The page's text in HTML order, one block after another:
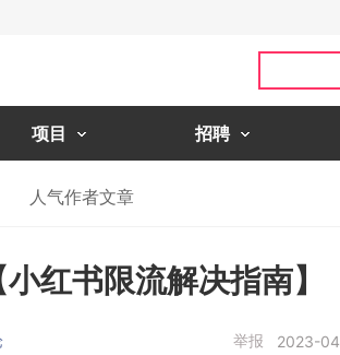
项目 招聘
人气作者文章
红书限流解决指南】
举报 2023-